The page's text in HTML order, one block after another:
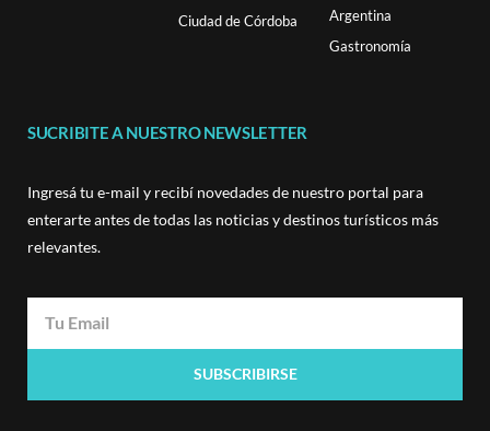
Ciudad de Córdoba
Argentina
Gastronomía
SUCRIBITE A NUESTRO NEWSLETTER
Ingresá tu e-mail y recibí novedades de nuestro portal para
enterarte antes de todas las noticias y destinos turísticos más
relevantes.
SUBSCRIBIRSE